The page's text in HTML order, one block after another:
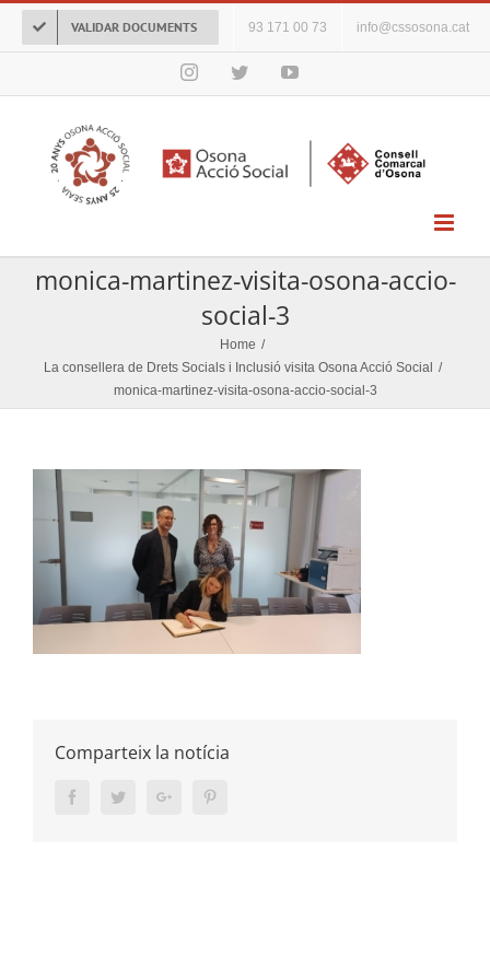
Skip
VALIDAR DOCUMENTS 93 171 00 73 info@cssosona.cat
InstagramTwitterYouTube
monica-martinez-visita-osona-accio-
social-3
Home /
La consellera de Drets Socials i Inclusió visita Osona Acció Social /
monica-martinez-visita-osona-accio-social-3
Comparteix la notícia
FacebookTwitterGoogle+